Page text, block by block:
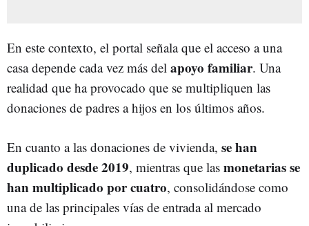
En este contexto, el portal señala que el acceso a una
casa depende cada vez más del apoyo familiar. Una
realidad que ha provocado que se multipliquen las
donaciones de padres a hijos en los últimos años.
En cuanto a las donaciones de vivienda, se han
duplicado desde 2019, mientras que las monetarias se
han multiplicado por cuatro, consolidándose como
una de las principales vías de entrada al mercado